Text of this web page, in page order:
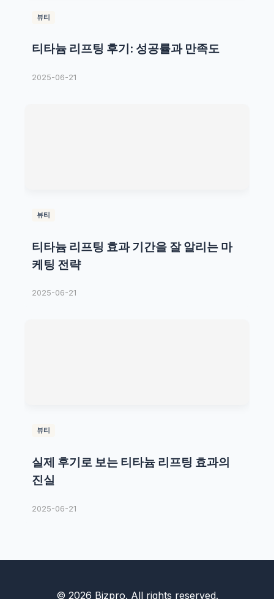
뷰티
티타늄 리프팅 후기: 성공률과 만족도
2025-06-21
뷰티
티타늄 리프팅 효과 기간을 잘 알리는 마
케팅 전략
2025-06-21
뷰티
실제 후기로 보는 티타늄 리프팅 효과의
진실
2025-06-21
© 2026 Bizpro. All rights reserved.